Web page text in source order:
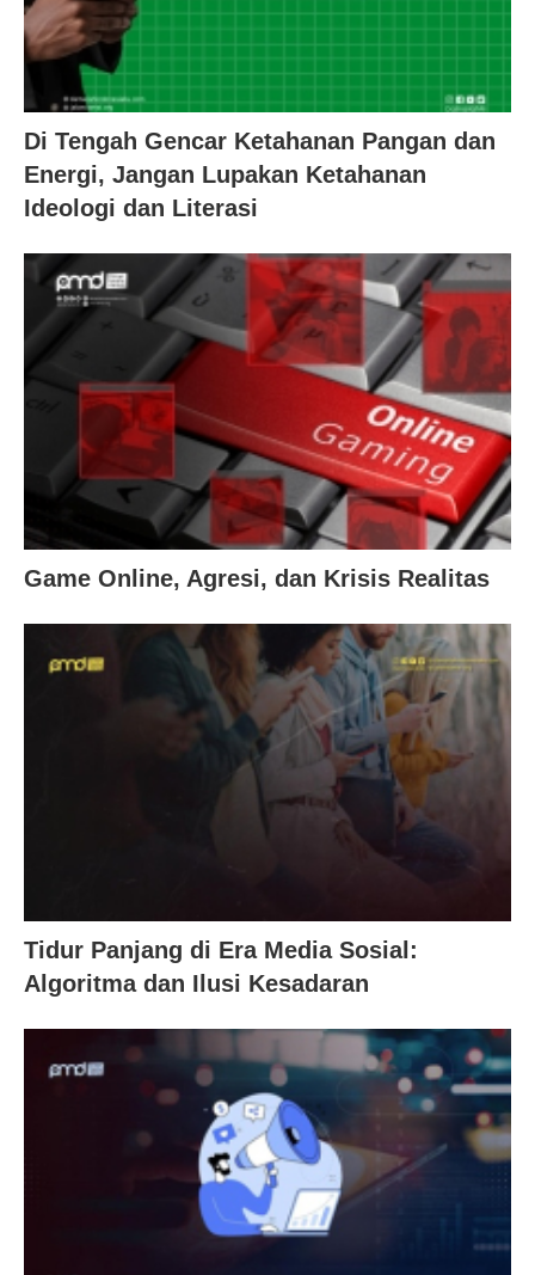
Di Tengah Gencar Ketahanan Pangan dan
Energi, Jangan Lupakan Ketahanan
Ideologi dan Literasi
Game Online, Agresi, dan Krisis Realitas
Tidur Panjang di Era Media Sosial:
Algoritma dan Ilusi Kesadaran